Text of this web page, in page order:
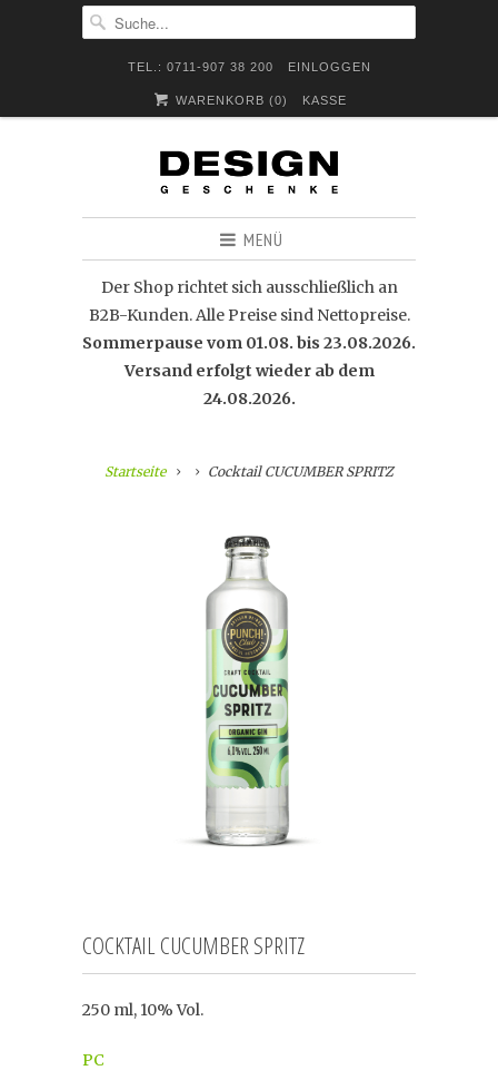
TEL.: 0711-907 38 200 EINLOGGEN
WARENKORB (0) KASSE
MENÜ
Der Shop richtet sich ausschließlich an
B2B-Kunden. Alle Preise sind Nettopreise.
Sommerpause vom 01.08. bis 23.08.2026.
Versand erfolgt wieder ab dem
24.08.2026.
Startseite Cocktail CUCUMBER SPRITZ
COCKTAIL CUCUMBER SPRITZ
250 ml, 10% Vol.
PC